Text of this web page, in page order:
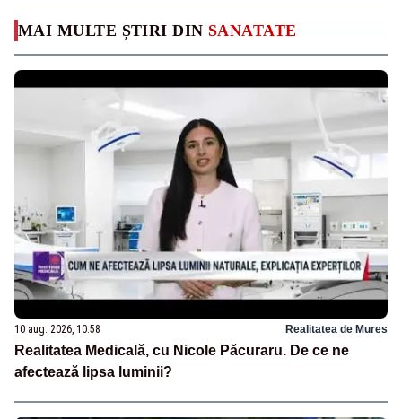
MAI MULTE ȘTIRI DIN SANATATE
10 aug. 2026, 10:58 Realitatea de Mures
Realitatea Medicală, cu Nicole Păcuraru. De ce ne
afectează lipsa luminii?